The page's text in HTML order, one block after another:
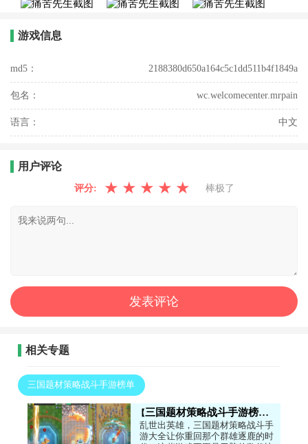
游戏信息
md5： 2188380d650a164c5c1dd511b4f1849a
包名： wc.welcomecenter.mrpain
语言： 中文
用户评论
评分: ★ ★ ★ ★ ★ 棒极了
相关专题
三国题材策略战斗手游榜单
三国题材策略战斗手游榜单
乱世出英雄，三国题材策略战斗手
游大全让你重回那个群雄逐鹿的时